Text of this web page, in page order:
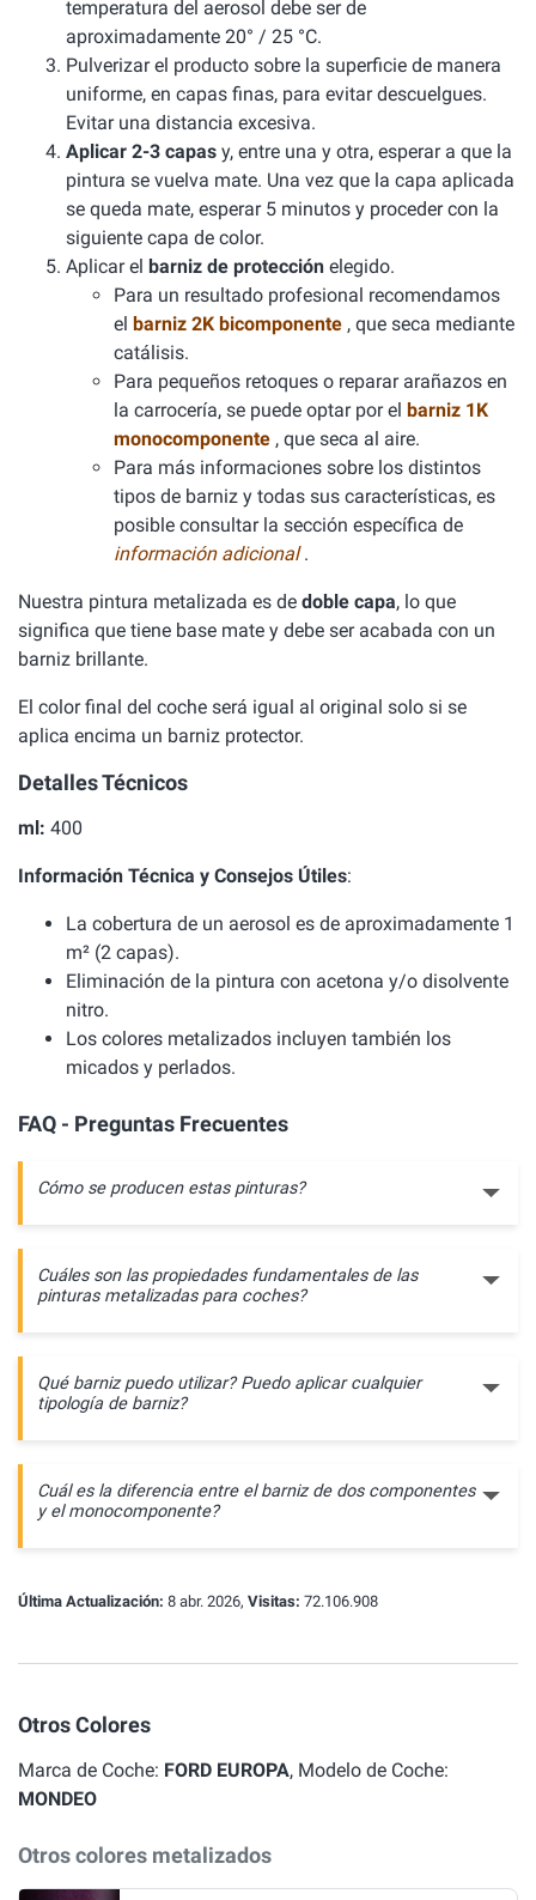
temperatura del aerosol debe ser de
aproximadamente 20° / 25 °C.
Pulverizar el producto sobre la superficie de manera
uniforme, en capas finas, para evitar descuelgues.
Evitar una distancia excesiva.
Aplicar 2-3 capas y, entre una y otra, esperar a que la
pintura se vuelva mate. Una vez que la capa aplicada
se queda mate, esperar 5 minutos y proceder con la
siguiente capa de color.
Aplicar el barniz de protección elegido.
Para un resultado profesional recomendamos
el barniz 2K bicomponente , que seca mediante
catálisis.
Para pequeños retoques o reparar arañazos en
la carrocería, se puede optar por el barniz 1K
monocomponente , que seca al aire.
Para más informaciones sobre los distintos
tipos de barniz y todas sus características, es
posible consultar la sección específica de
información adicional.
Nuestra pintura metalizada es de doble capa, lo que
significa que tiene base mate y debe ser acabada con un
barniz brillante.
El color final del coche será igual al original solo si se
aplica encima un barniz protector.
Detalles Técnicos
ml: 400
Información Técnica y Consejos Útiles:
La cobertura de un aerosol es de aproximadamente 1
m² (2 capas).
Eliminación de la pintura con acetona y/o disolvente
nitro.
Los colores metalizados incluyen también los
micados y perlados.
FAQ - Preguntas Frecuentes
Cómo se producen estas pinturas?
Cuáles son las propiedades fundamentales de las
pinturas metalizadas para coches?
Qué barniz puedo utilizar? Puedo aplicar cualquier
tipología de barniz?
Cuál es la diferencia entre el barniz de dos componentes
y el monocomponente?
Última Actualización: 8 abr. 2026, Visitas: 72.106.908
Otros Colores
Marca de Coche: FORD EUROPA, Modelo de Coche:
MONDEO
Otros colores metalizados